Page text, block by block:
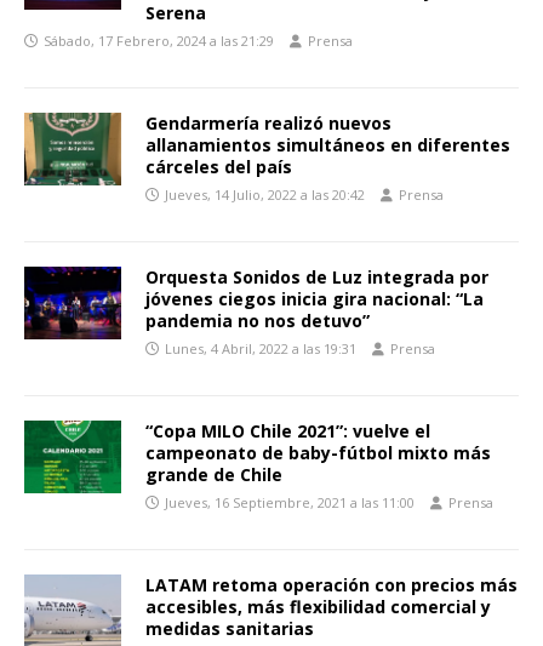
Serena
Sábado, 17 Febrero, 2024 a las 21:29 Prensa
Gendarmería realizó nuevos
allanamientos simultáneos en diferentes
cárceles del país
Jueves, 14 Julio, 2022 a las 20:42 Prensa
Orquesta Sonidos de Luz integrada por
jóvenes ciegos inicia gira nacional: “La
pandemia no nos detuvo”
Lunes, 4 Abril, 2022 a las 19:31 Prensa
“Copa MILO Chile 2021”: vuelve el
campeonato de baby-fútbol mixto más
grande de Chile
Jueves, 16 Septiembre, 2021 a las 11:00 Prensa
LATAM retoma operación con precios más
accesibles, más flexibilidad comercial y
medidas sanitarias